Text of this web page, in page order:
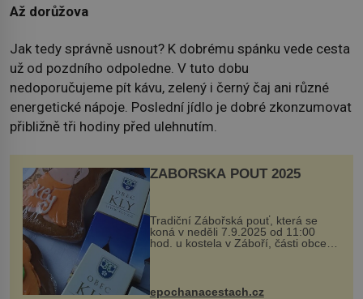
Až dorůžova
Jak tedy správně usnout? K dobrému spánku vede cesta
už od pozdního odpoledne. V tuto dobu
nedoporučujeme pít kávu, zelený i černý čaj ani různé
energetické nápoje. Poslední jídlo je dobré zkonzumovat
přibližně tři hodiny před ulehnutím.
ZÁBOŘSKÁ POUŤ 2025
Tradiční Zábořská pouť, která se
koná v neděli 7.9.2025 od 11:00
hod. u kostela v Záboří, části obce
Kly u Mělníka. V programu naleznete
komentovanou prohlídku kostela,
epochanacestach.cz